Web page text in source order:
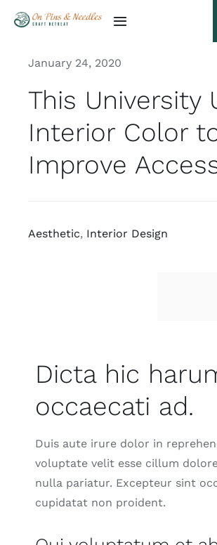
Skip
Toggle
January 24, 2020
This University
Interior Color
Improve
Aesthetic, Interior Design
Dicta hic
occaecati ad.
Duis aute irure dolor in
voluptate velit esse cillum
nulla pariatur. Excepteur sint
cupidatat non proident.